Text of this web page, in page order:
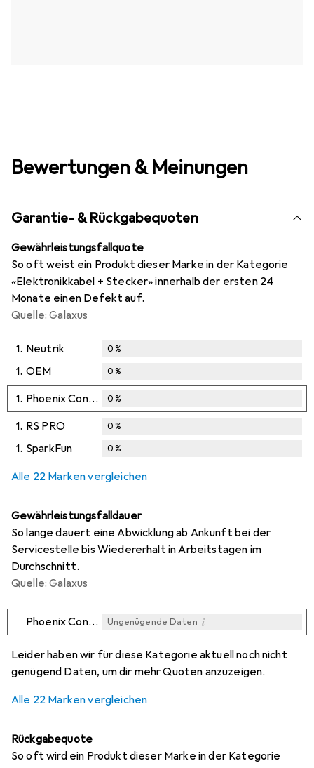
Bewertungen & Meinungen
Garantie- & Rückgabequoten
Gewährleistungsfallquote
So oft weist ein Produkt dieser Marke in der Kategorie
«Elektronikkabel + Stecker» innerhalb der ersten 24
Monate einen Defekt auf.
Quelle: Galaxus
1. Neutrik 0%
1. OEM 0%
1. Phoenix Contact 0%
1. RS PRO 0%
1. SparkFun 0%
Alle 22 Marken vergleichen
Gewährleistungsfalldauer
So lange dauert eine Abwicklung ab Ankunft bei der
Servicestelle bis Wiedererhalt in Arbeitstagen im
Durchschnitt.
Quelle: Galaxus
Phoenix Contact Ungenügende Daten i
Leider haben wir für diese Kategorie aktuell noch nicht
genügend Daten, um dir mehr Quoten anzuzeigen.
Alle 22 Marken vergleichen
Rückgabequote
So oft wird ein Produkt dieser Marke in der Kategorie